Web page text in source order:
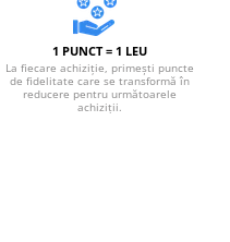
1 PUNCT = 1 LEU
La fiecare achiziție, primești puncte
de fidelitate care se transformă în
reducere pentru următoarele
achiziții.